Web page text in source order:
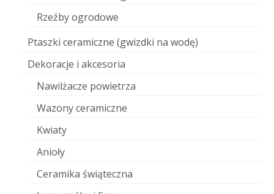
Rzeźby ogrodowe
Ptaszki ceramiczne (gwizdki na wodę)
Dekoracje i akcesoria
Nawilżacze powietrza
Wazony ceramiczne
Kwiaty
Anioły
Ceramika świąteczna